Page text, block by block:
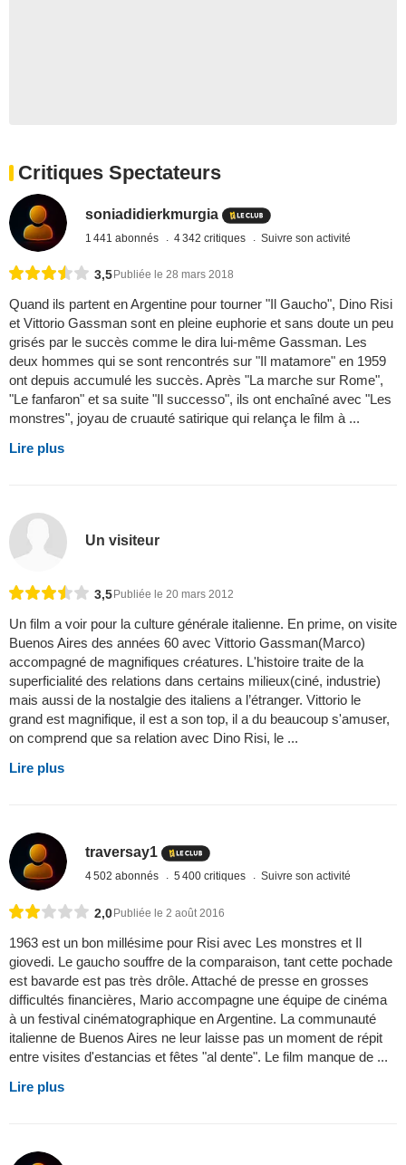
Critiques Spectateurs
soniadidierkmurgia
1 441 abonnés 4 342 critiques Suivre son activité
3,5 Publiée le 28 mars 2018
Quand ils partent en Argentine pour tourner "Il Gaucho", Dino Risi
et Vittorio Gassman sont en pleine euphorie et sans doute un peu
grisés par le succès comme le dira lui-même Gassman. Les
deux hommes qui se sont rencontrés sur "Il matamore" en 1959
ont depuis accumulé les succès. Après "La marche sur Rome",
"Le fanfaron" et sa suite "Il successo", ils ont enchaîné avec "Les
monstres", joyau de cruauté satirique qui relança le film à ...
Lire plus
Un visiteur
3,5Publiée le 20 mars 2012
Un film a voir pour la culture générale italienne. En prime, on visite
Buenos Aires des années 60 avec Vittorio Gassman(Marco)
accompagné de magnifiques créatures. L'histoire traite de la
superficialité des relations dans certains milieux(ciné, industrie)
mais aussi de la nostalgie des italiens a l’étranger. Vittorio le
grand est magnifique, il est a son top, il a du beaucoup s'amuser,
on comprend que sa relation avec Dino Risi, le ...
Lire plus
traversay1
4 502 abonnés 5 400 critiques Suivre son activité
2,0Publiée le 2 août 2016
1963 est un bon millésime pour Risi avec Les monstres et Il
giovedi. Le gaucho souffre de la comparaison, tant cette pochade
est bavarde est pas très drôle. Attaché de presse en grosses
difficultés financières, Mario accompagne une équipe de cinéma
à un festival cinématographique en Argentine. La communauté
italienne de Buenos Aires ne leur laisse pas un moment de répit
entre visites d'estancias et fêtes "al dente". Le film manque de ...
Lire plus